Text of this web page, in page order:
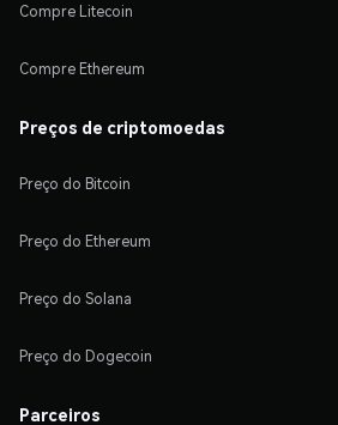
Compre Litecoin
Compre Ethereum
Preços de criptomoedas
Preço do Bitcoin
Preço do Ethereum
Preço do Solana
Preço do Dogecoin
Parceiros